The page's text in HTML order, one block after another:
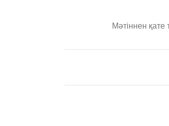
Мәтіннен қате